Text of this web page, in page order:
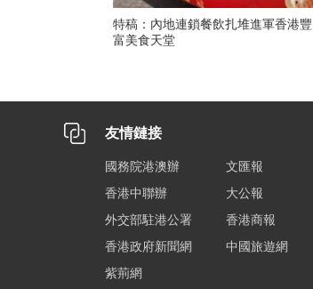
特稿：內地連鎖餐飲扎堆進軍香港豐
富美食天堂
友情鏈接
國務院港澳辦
文匯報
香港中聯辦
大公報
外交部駐港公署
香港商報
香港政府新聞網
中國旅遊網
紫荊網